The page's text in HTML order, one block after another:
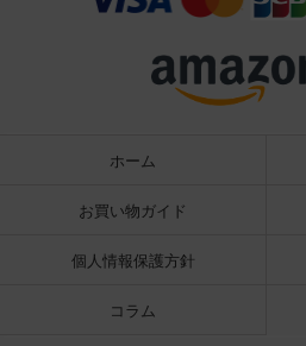
ホーム
お買い物ガイド
個人情報保護方針
コラム